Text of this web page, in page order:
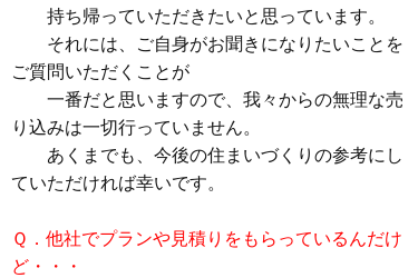
持ち帰っていただきたいと思っています。
それには、ご自身がお聞きになりたいことを
ご質問いただくことが
一番だと思いますので、我々からの無理な売
り込みは一切行っていません。
あくまでも、今後の住まいづくりの参考にし
ていただければ幸いです。
Ｑ．他社でプランや見積りをもらっているんだけ
ど・・・